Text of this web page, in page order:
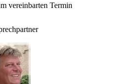
vereinbarten Termin